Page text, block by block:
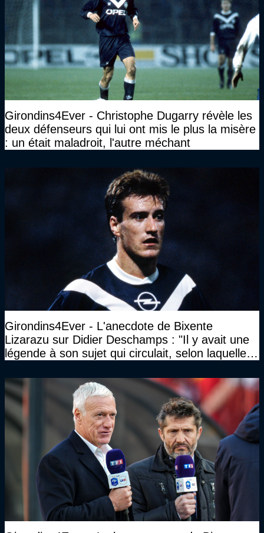
Girondins4Ever - Christophe Dugarry révèle les
deux défenseurs qui lui ont mis le plus la misère
: un était maladroit, l'autre méchant
Girondins4Ever - L'anecdote de Bixente
Lizarazu sur Didier Deschamps : "Il y avait une
légende à son sujet qui circulait, selon laquelle il